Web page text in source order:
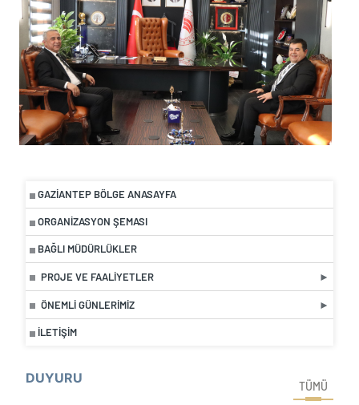
GAZIANTEP BÖLGE ANASAYFA
ORGANIZASYON ŞEMASI
BAĞLI MÜDÜRLÜKLER
PROJE VE FAALIYETLER
ÖNEMLI GÜNLERIMIZ
İLETIŞIM
DUYURU
TÜMÜ